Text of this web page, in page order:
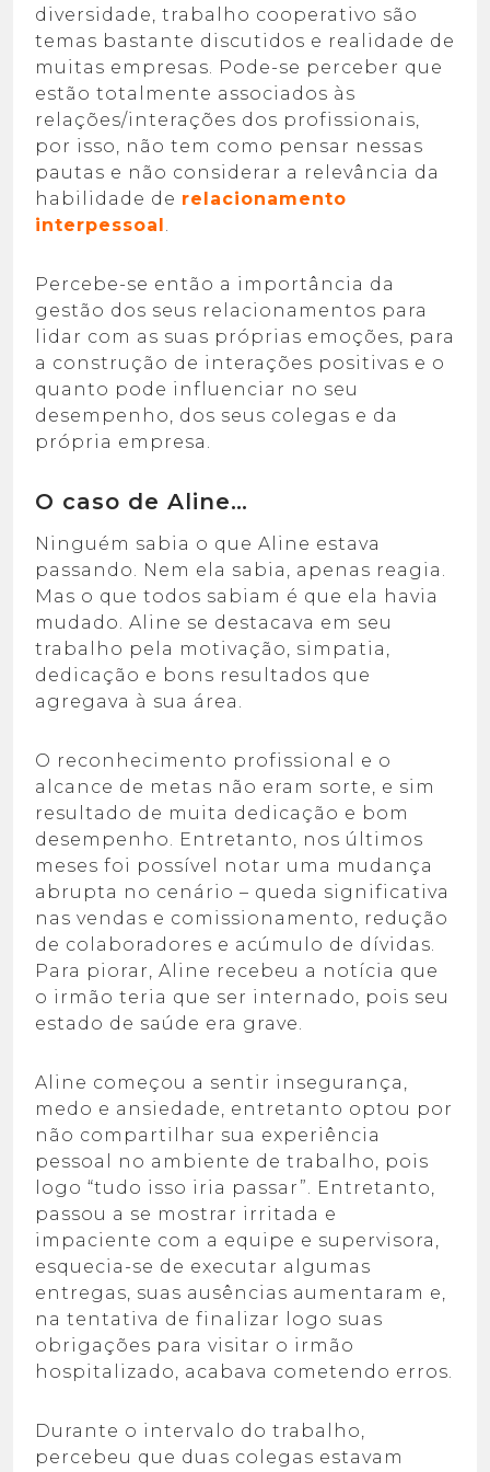
diversidade, trabalho cooperativo são
temas bastante discutidos e realidade de
muitas empresas. Pode-se perceber que
estão totalmente associados às
relações/interações dos profissionais,
por isso, não tem como pensar nessas
pautas e não considerar a relevância da
habilidade de relacionamento
interpessoal .
Percebe-se então a importância da
gestão dos seus relacionamentos para
lidar com as suas próprias emoções, para
a construção de interações positivas e o
quanto pode influenciar no seu
desempenho, dos seus colegas e da
própria empresa.
O caso de Aline…
Ninguém sabia o que Aline estava
passando. Nem ela sabia, apenas reagia.
Mas o que todos sabiam é que ela havia
mudado. Aline se destacava em seu
trabalho pela motivação, simpatia,
dedicação e bons resultados que
agregava à sua área.
O reconhecimento profissional e o
alcance de metas não eram sorte, e sim
resultado de muita dedicação e bom
desempenho. Entretanto, nos últimos
meses foi possível notar uma mudança
abrupta no cenário – queda significativa
nas vendas e comissionamento, redução
de colaboradores e acúmulo de dívidas.
Para piorar, Aline recebeu a notícia que
o irmão teria que ser internado, pois seu
estado de saúde era grave.
Aline começou a sentir insegurança,
medo e ansiedade, entretanto optou por
não compartilhar sua experiência
pessoal no ambiente de trabalho, pois
logo “tudo isso iria passar”. Entretanto,
passou a se mostrar irritada e
impaciente com a equipe e supervisora,
esquecia-se de executar algumas
entregas, suas ausências aumentaram e,
na tentativa de finalizar logo suas
obrigações para visitar o irmão
hospitalizado, acabava cometendo erros.
Durante o intervalo do trabalho,
percebeu que duas colegas estavam